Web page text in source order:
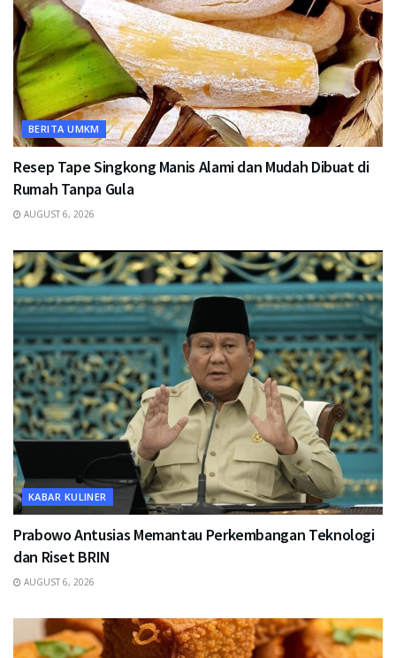
BERITA UMKM
Resep Tape Singkong Manis Alami dan Mudah Dibuat di
Rumah Tanpa Gula
AUGUST 6, 2026
KABAR KULINER
Prabowo Antusias Memantau Perkembangan Teknologi
dan Riset BRIN
AUGUST 6, 2026